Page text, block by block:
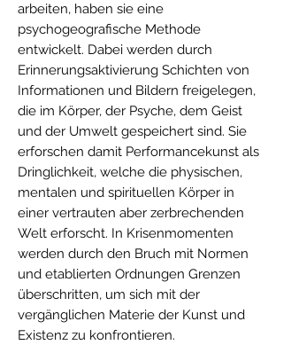
arbeiten, haben sie eine
psychogeografische Methode
entwickelt. Dabei werden durch
Erinnerungsaktivierung Schichten von
Informationen und Bildern freigelegen,
die im Körper, der Psyche, dem Geist
und der Umwelt gespeichert sind. Sie
erforschen damit Performancekunst als
Dringlichkeit, welche die physischen,
mentalen und spirituellen Körper in
einer vertrauten aber zerbrechenden
Welt erforscht. In Krisenmomenten
werden durch den Bruch mit Normen
und etablierten Ordnungen Grenzen
überschritten, um sich mit der
vergänglichen Materie der Kunst und
Existenz zu konfrontieren.